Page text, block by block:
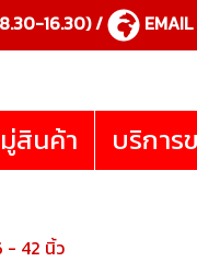
16.30) /
สินค้า บริการ
- 42 นิ้ว